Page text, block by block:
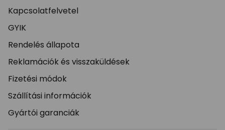
Kapcsolatfelvetel
GYIK
Rendelés állapota
Reklamációk és visszaküldések
Fizetési módok
Szállítási információk
Gyártói garanciák